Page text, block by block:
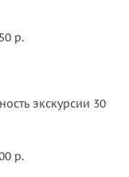
р.
экскурсии 30
р.